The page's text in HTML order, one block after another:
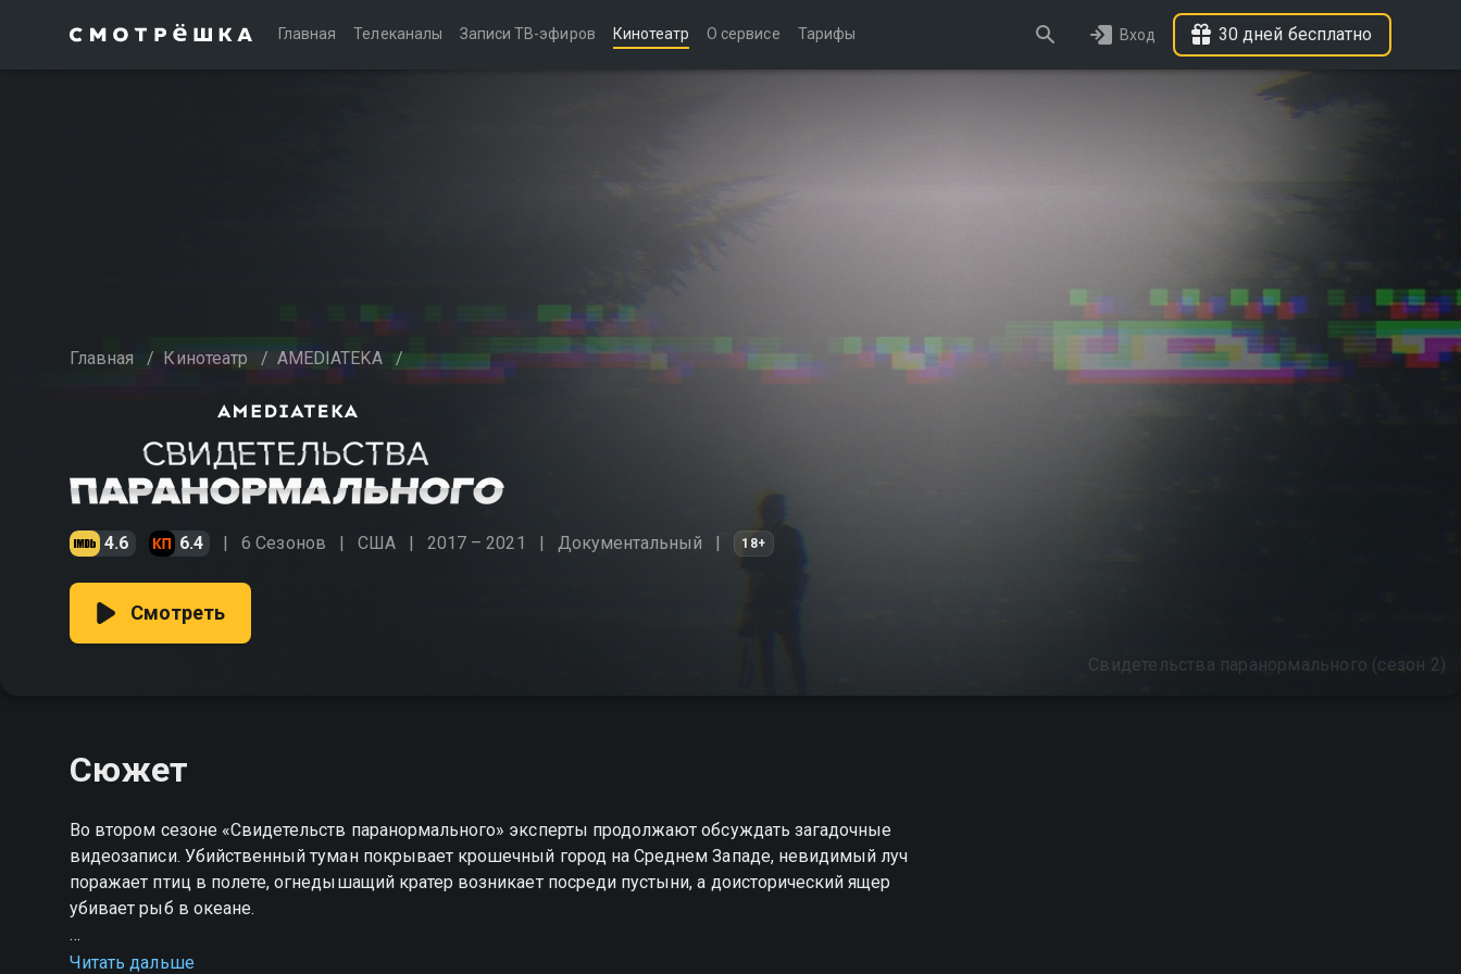
Главная Телеканалы Записи ТВ-эфиров Кинотеатр О сервисе Тарифы Вход 30 дней бесплатно
Главная / Кинотеатр / AMEDIATEKA /
4.6 6.4 6 Сезонов США 2017 – 2021 Документальный 18+
Свидетельства паранормального (сезон 2)
Смотреть
Сюжет
Во втором сезоне «Свидетельств паранормального» эксперты продолжают обсуждать загадочные
видеозаписи. Убийственный туман покрывает крошечный город на Среднем Западе, невидимый луч
поражает птиц в полете, огнедышащий кратер возникает посреди пустыни, а доисторический ящер
убивает рыб в океане.
Посмотреть онлайн 2 сезон сериала Свидетельства паранормального вы можете совершенно бесплатно
Читать дальше